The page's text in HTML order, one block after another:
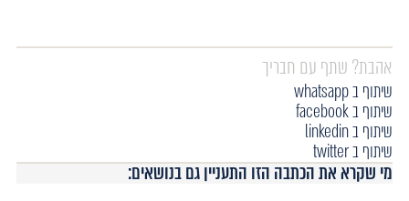
אהבת? שתף עם חבריך
שיתוף ב whatsapp
שיתוף ב facebook
שיתוף ב linkedin
שיתוף ב twitter
מי שקרא את הכתבה הזו התעניין גם בנושאים: